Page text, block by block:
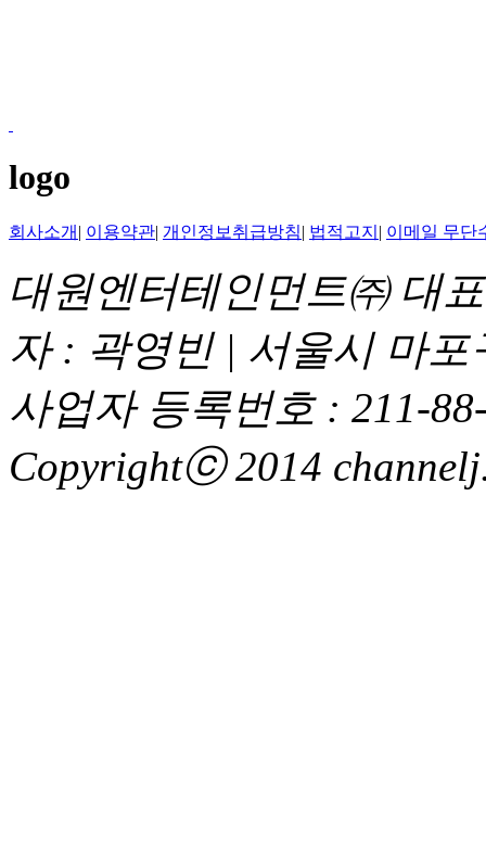
logo
회사소개 | 이용약관| 개인정보취급방침| 법적고지 | 이메일 무단
대원엔터테인먼트㈜ 대
자 : 곽영빈 | 서울시 마
사업자 등록번호 : 211-
Copyrightⓒ 2014